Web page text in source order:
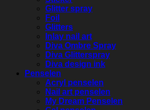
Glitter spray
Foil
Glitters
Inlay nail art
Diva Ombre Spray
Diva Glitterspray
Diva design ink
Penselen
Acryl penselen
Nail art penselen
My Dream Penselen